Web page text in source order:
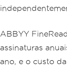
ABBYY
assinaturas
ano, e o custo